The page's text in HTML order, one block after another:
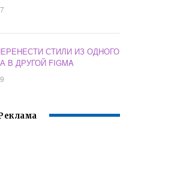
СТИЛИ ИЗ ОДНОГО
В ДРУГОЙ FIGMA